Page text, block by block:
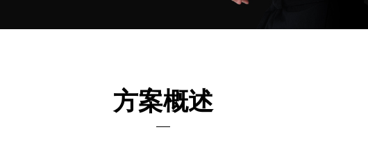
方案概述